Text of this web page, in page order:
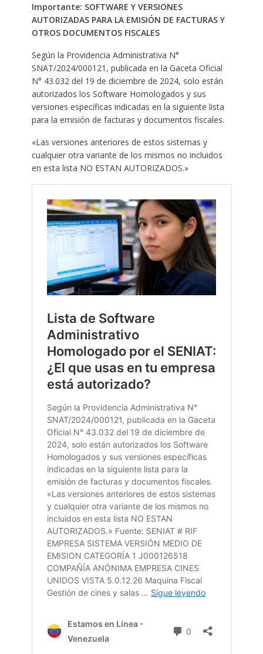
Importante: SOFTWARE Y VERSIONES
AUTORIZADAS PARA LA EMISIÓN DE FACTURAS Y
OTROS DOCUMENTOS FISCALES
Según la Providencia Administrativa N°
SNAT/2024/000121, publicada en la Gaceta Oficial
N° 43.032 del 19 de diciembre de 2024, solo están
autorizados los Software Homologados y sus
versiones específicas indicadas en la siguiente lista
para la emisión de facturas y documentos fiscales.
«Las versiones anteriores de estos sistemas y
cualquier otra variante de los mismos no incluidos
en esta lista NO ESTAN AUTORIZADOS.»